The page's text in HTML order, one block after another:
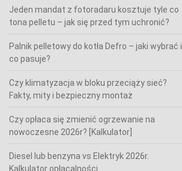
Jeden mandat z fotoradaru kosztuje tyle co
tona pelletu – jak się przed tym uchronić?
Palnik pelletowy do kotła Defro – jaki wybrać i
co pasuje?
Czy klimatyzacja w bloku przeciąży sieć?
Fakty, mity i bezpieczny montaż
Czy opłaca się zmienić ogrzewanie na
nowoczesne 2026r? [Kalkulator]
Diesel lub benzyna vs Elektryk 2026r.
Kalkulator opłacalności